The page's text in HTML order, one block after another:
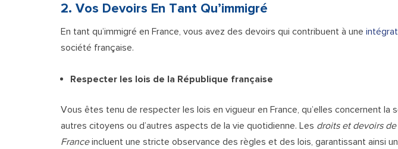
2. Vos Devoirs En Tant Qu’immigré
En tant qu’immigré en France, vous avez des devoirs qui contribuent à une
société française.
Respecter les lois de la République française
Vous êtes tenu de respecter les lois en vigueur en France, qu’elles concernent la
autres citoyens ou d’autres aspects de la vie quotidienne. Les droits et devoirs
Franceincluent une stricte observance des règles et des lois, garantissant ainsi